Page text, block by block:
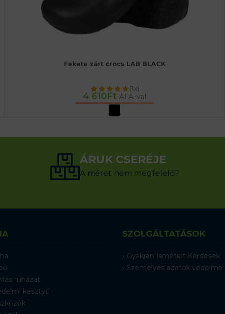
Fekete zárt crocs LAB BLACK
(1x)
4 610Ft ÁFA-val
OPCIÓK VÁLASZTÁSA
ÁRUK CSERÉJE
A méret nem megfelelő?
ruházat
kesztyű
SZOLGÁLTATÁSOK
Gyakran Ismételt Kérdések
Személyes adatok védelme